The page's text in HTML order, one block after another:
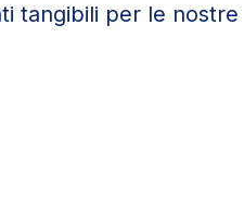
tangibili per le nostre